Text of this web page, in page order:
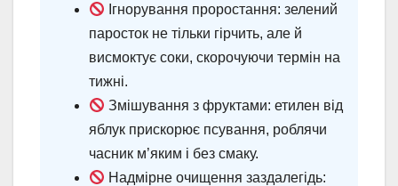
Ігнорування проростання: зелений
паросток не тільки гірчить, але й
висмоктує соки, скорочуючи термін на
тижні.
Змішування з фруктами: етилен від
яблук прискорює псування, роблячи
часник м’яким і без смаку.
Надмірне очищення заздалегідь: